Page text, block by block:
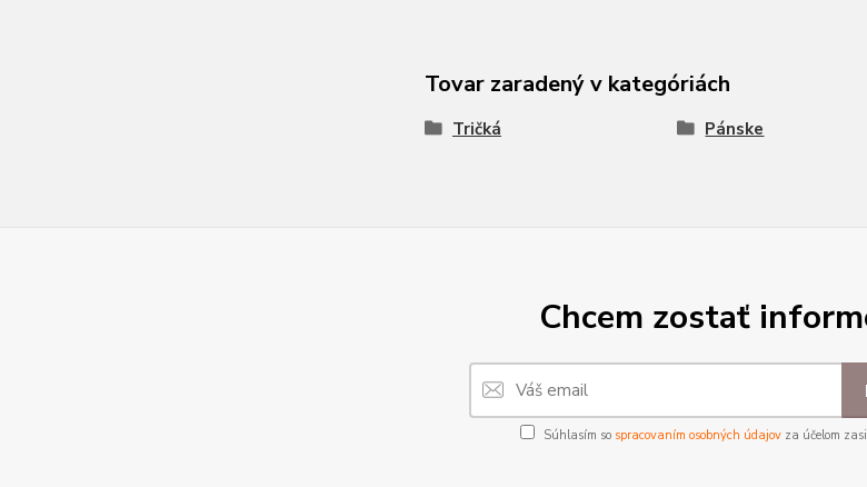
Tovar zaradený v kategóriách
Tričká Pánske
Chcem zostať
Súhlasím so spracovaním osobných údajov za účelom